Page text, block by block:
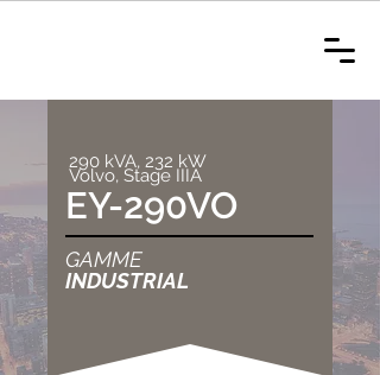
290 kVA, 232 kW
Volvo, Stage IIIA
EY-290VO
GAMME
INDUSTRIAL